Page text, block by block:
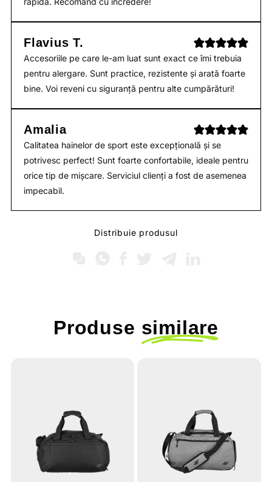
Flavius T.
Accesoriile pe care le-am luat sunt exact ce îmi trebuia
pentru alergare. Sunt practice, rezistente și arată foarte
bine. Voi reveni cu siguranță pentru alte cumpărături!
Amalia
Calitatea hainelor de sport este excepțională și se
potrivesc perfect! Sunt foarte confortabile, ideale pentru
orice tip de mișcare. Serviciul clienți a fost de asemenea
impecabil.
Distribuie produsul
Produse similare